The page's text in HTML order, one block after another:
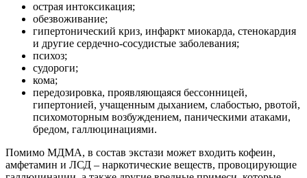
острая интоксикация;
обезвоживание;
гипертонический криз, инфаркт миокарда, стенокардия
и другие сердечно-сосудистые заболевания;
психоз;
судороги;
кома;
передозировка, проявляющаяся бессонницей,
гипертонией, учащенным дыханием, слабостью, рвотой,
психомоторным возбуждением, паническими атаками,
бредом, галлюцинациями.
Помимо МДМА, в состав экстази может входить кофеин,
амфетамин и ЛСД – наркотические веществ, провоцирующие